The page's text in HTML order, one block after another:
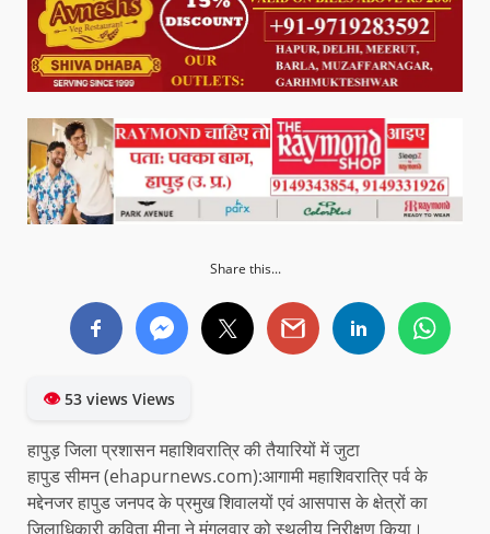
Share this...
👁53 views Views
हापुड़ जिला प्रशासन महाशिवरात्रि की तैयारियों में जुटा
हापुड सीमन (ehapurnews.com):आगामी महाशिवरात्रि पर्व के
मद्देनजर हापुड जनपद के प्रमुख शिवालयों एवं आसपास के क्षेत्रों का
जिलाधिकारी कविता मीना ने मंगलवार को स्थलीय निरीक्षण किया।